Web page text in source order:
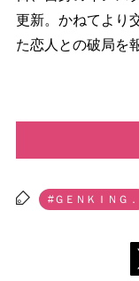
更新。かねてより
た恋人との破局を
#ＧＥＮＫＩＮＧ．